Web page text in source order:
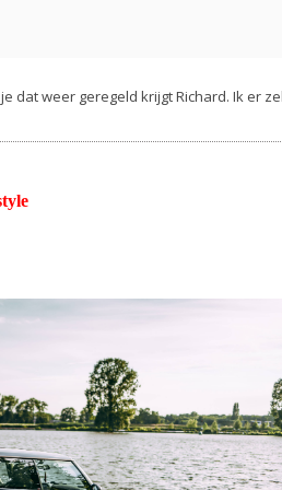
dat weer geregeld krijgt Richard. Ik er